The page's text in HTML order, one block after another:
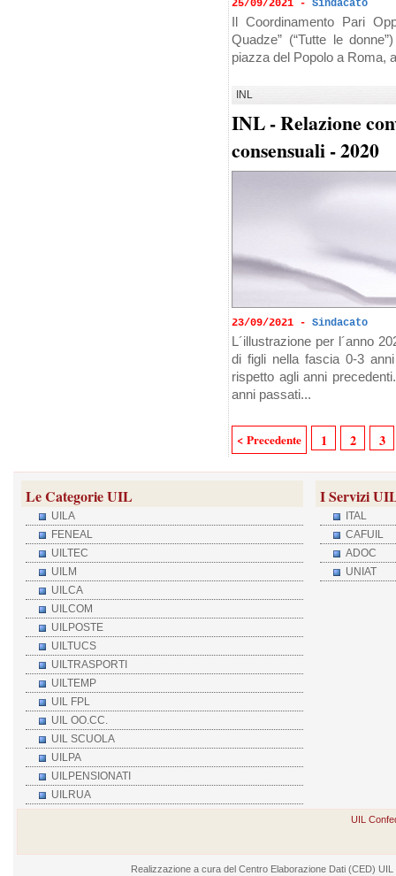
25/09/2021 - Sindacato
Il Coordinamento Pari
Quadze” (“Tutte le
piazza del Popolo a Roma,
INL
INL - Relazione
consensuali - 2020
23/09/2021 - Sindacato
L´illustrazione per l´anno
di figli nella fascia 0-3
rispetto agli anni
anni passati...
< Precedente 1 2 3
Le Categorie UIL
UILA
FENEAL
UILTEC
UILM
UILCA
UILCOM
UILPOSTE
UILTUCS
UILTRASPORTI
UILTEMP
UIL FPL
UIL OO.CC.
UIL SCUOLA
UILPA
UILPENSIONATI
UILRUA
I Servizi
ITAL
CAFUIL
ADOC
UNIAT
UIL
Realizzazione a cura del Centro Elaborazione Dati (CED)